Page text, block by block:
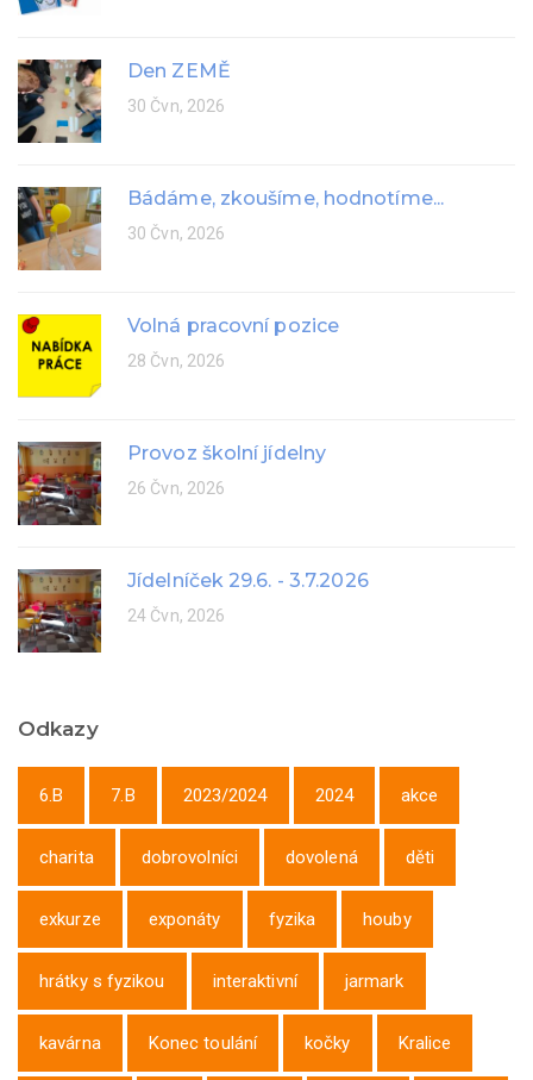
Den ZEMĚ
30 Čvn, 2026
Bádáme, zkoušíme, hodnotíme...
30 Čvn, 2026
Volná pracovní pozice
28 Čvn, 2026
Provoz školní jídelny
26 Čvn, 2026
Jídelníček 29.6. - 3.7.2026
24 Čvn, 2026
Odkazy
6.B 7.B 2023/2024 2024 akce
charita dobrovolníci dovolená děti
exkurze exponáty fyzika houby
hrátky s fyzikou interaktivní jarmark
kavárna Konec toulání kočky Kralice